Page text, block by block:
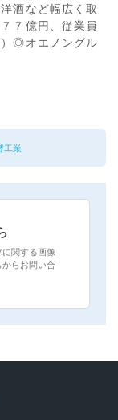
酒など幅広く取
７億円、従業員
）◎オエノングル
工業
関する画像
からお問い合